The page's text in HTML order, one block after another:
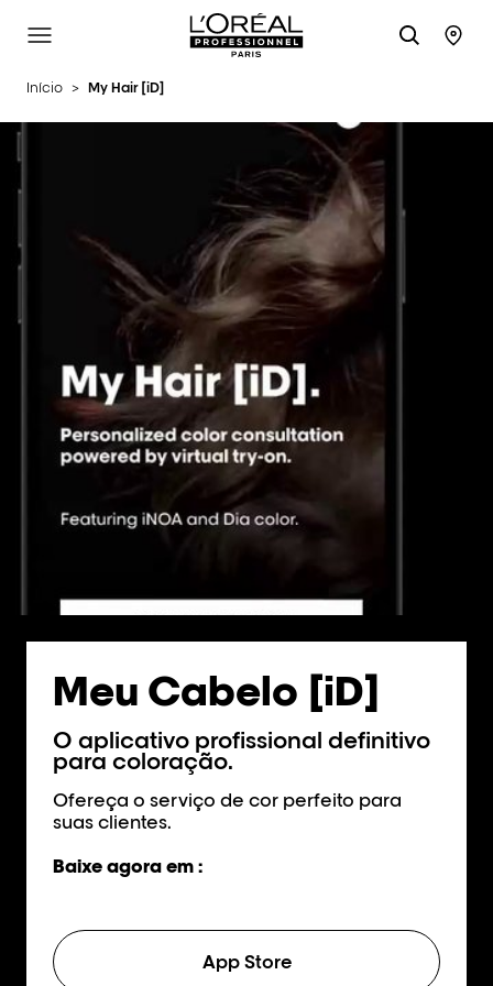
L'Oréal Professionnel Paris
Site Menu
Início > My Hair [iD]
Meu Cabelo [iD]
O aplicativo profissional definitivo
para coloração.
Ofereça o serviço de cor perfeito para
suas clientes.
Baixe agora em :
App Store